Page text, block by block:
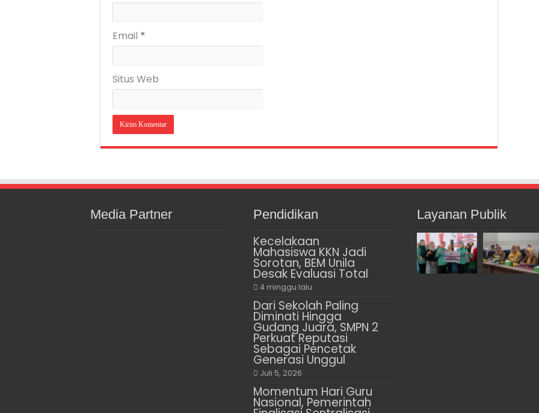
Email *
Situs Web
Media Partner Pendidikan
Kecelakaan
Mahasiswa KKN Jadi
Sorotan, BEM Unila
Desak Evaluasi Total
4 minggu lalu
Dari Sekolah Paling
Diminati Hingga
Gudang Juara, SMPN 2
Perkuat Reputasi
Sebagai Pencetak
Generasi Unggul
Juli 5, 2026
Momentum Hari Guru
Nasional, Pemerintah
Layanan Publik